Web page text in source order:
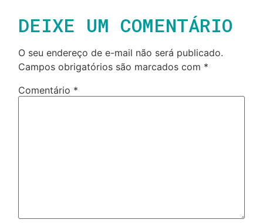
DEIXE UM COMENTÁRIO
O seu endereço de e-mail não será publicado.
Campos obrigatórios são marcados com *
Comentário *